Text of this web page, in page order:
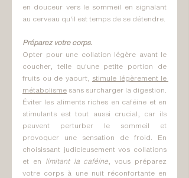
en douceur vers le sommeil en signalant
Préparez votre corps.
Opter pour une collation légère avant le
coucher, telle qu'une petite portion de
fruits ou de yaourt, stimule légèrement le
métabolisme sans surcharger la digestion.
Éviter les aliments riches en caféine et en
stimulants est tout aussi crucial, car ils
peuvent perturber le sommeil et
provoquer une sensation de froid. En
choisissant judicieusement vos collations
et en
limitant la caféine , vous préparez
votre corps à une nuit réconfortante en